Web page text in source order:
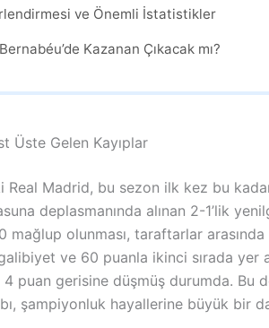
ve Önemli İstatistikler
Kazanan Çıkacak mı?
Üste Gelen Kayıplar
Real Madrid, bu sezon ilk kez bu
deplasmanında alınan 2-1’lik
mağlup olunması, taraftarlar
ve 60 puanla ikinci sırada yer
4 puan gerisine düşmüş durumda. Bu
şampiyonluk hayallerine büyük bir